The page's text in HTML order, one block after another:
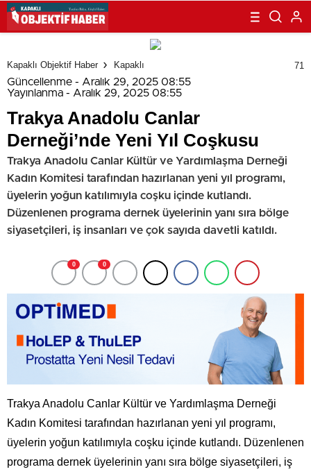
Kapaklı Objektif Haber Kapaklı 71
Güncellenme - Aralık 29, 2025 08:55
Yayınlanma - Aralık 29, 2025 08:55
Trakya Anadolu Canlar
Derneği’nde Yeni Yıl Coşkusu
Trakya Anadolu Canlar Kültür ve Yardımlaşma Derneği
Kadın Komitesi tarafından hazırlanan yeni yıl programı,
üyelerin yoğun katılımıyla coşku içinde kutlandı.
Düzenlenen programa dernek üyelerinin yanı sıra bölge
siyasetçileri, iş insanları ve çok sayıda davetli katıldı.
0 0
Trakya Anadolu Canlar Kültür ve Yardımlaşma Derneği
Kadın Komitesi tarafından hazırlanan yeni yıl programı,
üyelerin yoğun katılımıyla coşku içinde kutlandı. Düzenlenen
programa dernek üyelerinin yanı sıra bölge siyasetçileri, iş